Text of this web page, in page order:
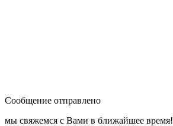
Сообщение отправлено
мы свяжемся с Вами в ближайшее время!